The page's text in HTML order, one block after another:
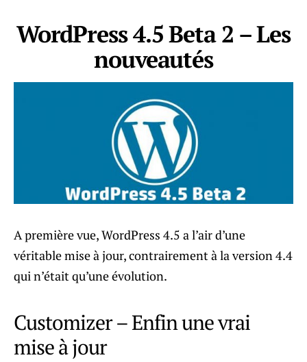
WordPress 4.5 Beta 2 – Les
nouveautés
A première vue, WordPress 4.5 a l’air d’une
véritable mise à jour, contrairement à la version 4.4
qui n’était qu’une évolution.
Customizer – Enfin une vrai
mise à jour